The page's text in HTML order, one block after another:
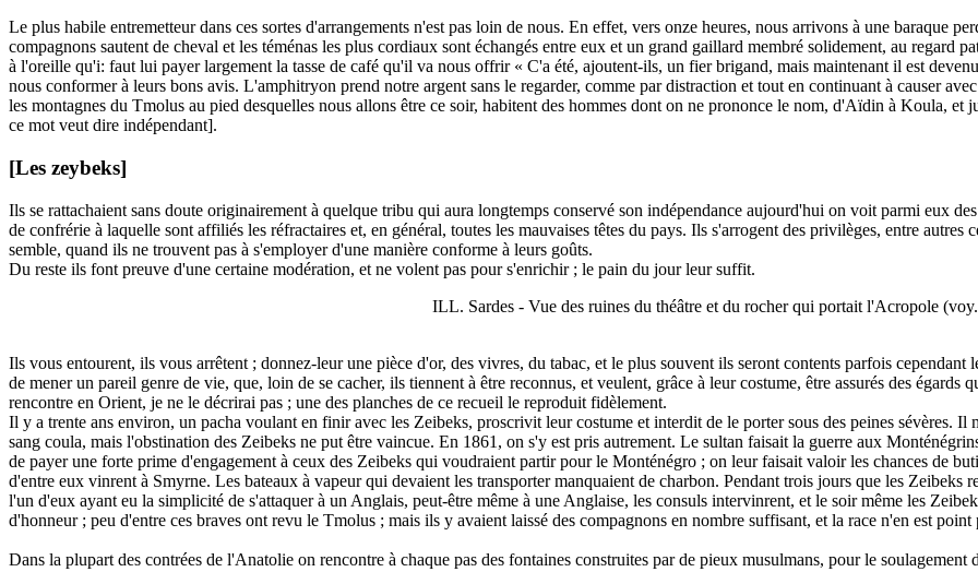
Le plus habile entremetteur dans ces sortes d'arrangements n'est pas loin de nous. En effet, vers onze heures, nous arrivons à une baraque
compagnons sautent de cheval et les téménas les plus cordiaux sont échangés entre eux et un grand gaillard membré solidement, au regard
à l'oreille qu'i: faut lui payer largement la tasse de café qu'il va nous offrir « C'a été, ajoutent-ils, un fier brigand, mais maintenant il est
nous conformer à leurs bons avis. L'amphitryon prend notre argent sans le regarder, comme par distraction et tout en continuant à causer
les montagnes du Tmolus au pied desquelles nous allons être ce soir, habitent des hommes dont on ne prononce le nom, d'Aïdin à Koula,
ce mot veut dire indépendant].
[Les zeybeks]
Ils se rattachaient sans doute originairement à quelque tribu qui aura longtemps conservé son indépendance aujourd'hui on voit parmi eux
de confrérie à laquelle sont affiliés les réfractaires et, en général, toutes les mauvaises têtes du pays. Ils s'arrogent des privilèges, entre
semble, quand ils ne trouvent pas à s'employer d'une manière conforme à leurs goûts.
Du reste ils font preuve d'une certaine modération, et ne volent pas pour s'enrichir ; le pain du jour leur suffit.
ILL. Sardes - Vue des ruines du théâtre et du rocher qui portait l'Acropole
Ils vous entourent, ils vous arrêtent ; donnez-leur une pièce d'or, des vivres, du tabac, et le plus souvent ils seront contents parfois
de mener un pareil genre de vie, que, loin de se cacher, ils tiennent à être reconnus, et veulent, grâce à leur costume, être assurés des
rencontre en Orient, je ne le décrirai pas ; une des planches de ce recueil le reproduit fidèlement.
Il y a trente ans environ, un pacha voulant en finir avec les Zeibeks, proscrivit leur costume et interdit de le porter sous des peines sévères.
sang coula, mais l'obstination des Zeibeks ne put être vaincue. En 1861, on s'y est pris autrement. Le sultan faisait la guerre aux
de payer une forte prime d'engagement à ceux des Zeibeks qui voudraient partir pour le Monténégro ; on leur faisait valoir les chances de
d'entre eux vinrent à Smyrne. Les bateaux à vapeur qui devaient les transporter manquaient de charbon. Pendant trois jours que les Zeibeks
l'un d'eux ayant eu la simplicité de s'attaquer à un Anglais, peut-être même à une Anglaise, les consuls intervinrent, et le soir même les
d'honneur ; peu d'entre ces braves ont revu le Tmolus ; mais ils y avaient laissé des compagnons en nombre suffisant, et la race n'en est point
Dans la plupart des contrées de l'Anatolie on rencontre à chaque pas des fontaines construites par de pieux musulmans, pour le